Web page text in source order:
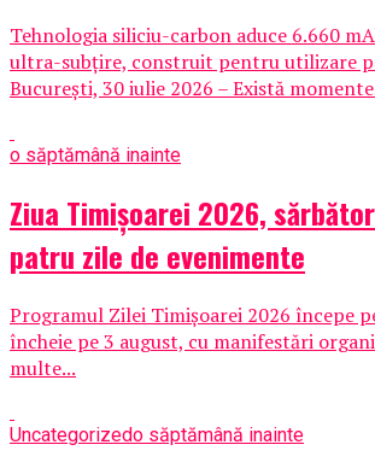
Tehnologia siliciu-carbon aduce 6.660
ultra-subțire, construit pentru utilizare
București, 30 iulie 2026 – Există
o săptămână inainte
Ziua Timișoarei 2026,
patru zile de evenimente
Programul Zilei Timișoarei 2026 începe
încheie pe 3 august, cu manifestări
multe...
Uncategorizedo săptămână inainte